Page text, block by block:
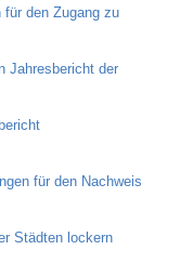
für den Zugang zu
Jahresbericht der
für den Nachweis
Städten lockern